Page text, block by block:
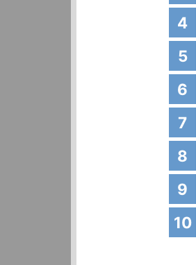
4
5
6
7
8
9
10